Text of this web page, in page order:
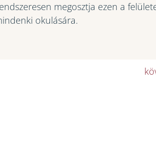
megosztja ezen a
okulására.